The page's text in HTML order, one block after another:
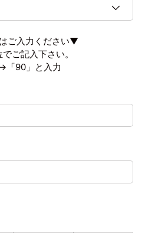
ご入力ください▼
ご記入下さい。
「90」と入力